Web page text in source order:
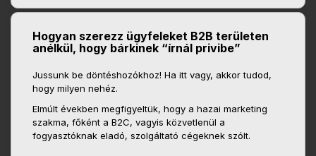
Hogyan szerezz ügyfeleket B2B területen
anélkül, hogy bárkinek “írnál privibe”
Jussunk be döntéshozókhoz! Ha itt vagy, akkor tudod,
hogy milyen nehéz.
Elmúlt években megfigyeltük, hogy a hazai marketing
szakma, főként a B2C, vagyis közvetlenül a
fogyasztóknak eladó, szolgáltató cégeknek szólt.